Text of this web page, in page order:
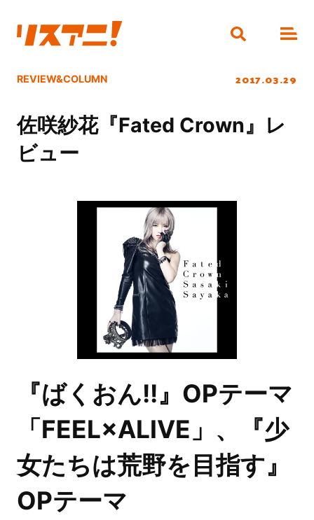
REVIEW&COLUMN 2017.03.29
佐咲紗花『Fated Crown』レ
ビュー
『ばくおん!!』OPテーマ
「FEEL×ALIVE」、『少
女たちは荒野を目指す』
OPテーマ